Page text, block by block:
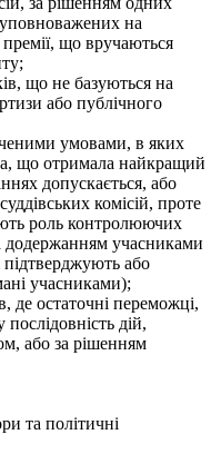
на
премії, що вручаються
що не базуються на
або публічного
умовами, в яких
що отримала найкращий
допускається, або
комісій, проте
роль контролюючих
додержанням учасниками
підтверджують або
учасниками);
де остаточні переможці,
дій,
або за рішенням
та політичні